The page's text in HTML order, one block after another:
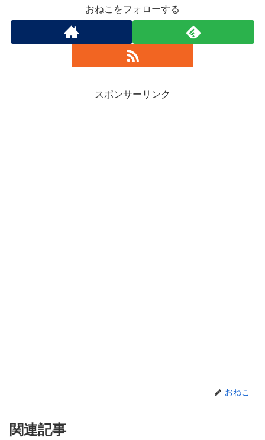
おねこをフォローする
スポンサーリンク
おねこ
関連記事